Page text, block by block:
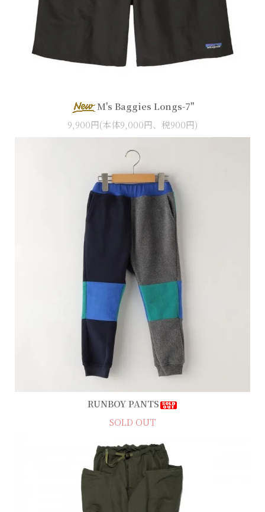
M's Baggies Longs-7"
9,900円(本体9,000円、税900円)
RUNBOY PANTS
SOLD OUT